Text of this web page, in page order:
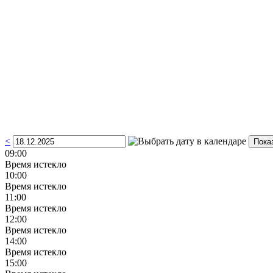
<
09:00
Время истекло
10:00
Время истекло
11:00
Время истекло
12:00
Время истекло
14:00
Время истекло
15:00